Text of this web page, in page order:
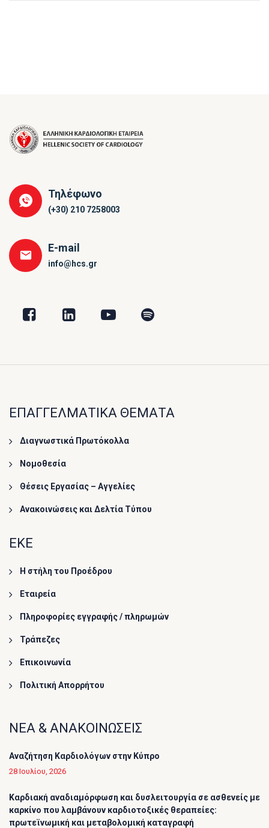
Τηλέφωνο
(+30) 210 7258003
E-mail
info@hcs.gr
ΕΠΑΓΓΕΛΜΑΤΙΚΑ ΘΕΜΑΤΑ
Διαγνωστικά Πρωτόκολλα
Νομοθεσία
Θέσεις Εργασίας – Αγγελίες
Ανακοινώσεις και Δελτία Τύπου
ΕΚΕ
Η στήλη του Προέδρου
Εταιρεία
Πληροφορίες εγγραφής / πληρωμών
Τράπεζες
Επικοινωνία
Πολιτική Απορρήτου
ΝΕΑ & ΑΝΑΚΟΙΝΩΣΕΙΣ
Αναζήτηση Καρδιολόγων στην Κύπρο
28 Ιουλίου, 2026
Καρδιακή αναδιαμόρφωση και δυσλειτουργία σε ασθενείς με
καρκίνο που λαμβάνουν καρδιοτοξικές θεραπείες:
πρωτεϊνωμική και μεταβολομική καταγραφή